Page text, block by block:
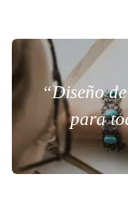
“Diseño
para